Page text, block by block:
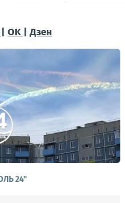
OK | Дзен
24"